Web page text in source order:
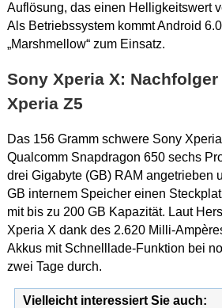
Auflösung, das einen Helligkeitswert
Als Betriebssystem kommt Android
„Marshmellow“ zum Einsatz.
Sony Xperia X:
Xperia Z5
Das 156 Gramm schwere Sony
Qualcomm Snapdragon 650 sechs
drei Gigabyte (GB) RAM angetrieben
GB internem Speicher einen
mit bis zu 200 GB Kapazität. Laut
Xperia X dank des 2.620 Milli-
Akkus mit Schnelllade-Funktion bei
zwei Tage durch.
Vielleicht interessiert Sie auch: